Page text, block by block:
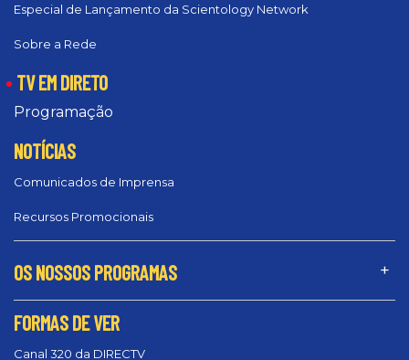
Especial de Lançamento da Scientology Network
Sobre a Rede
TV EM DIRETO
Programação
NOTÍCIAS
Comunicados de Imprensa
Recursos Promocionais
OS NOSSOS PROGRAMAS
FORMAS DE VER
Canal 320 da DIRECTV